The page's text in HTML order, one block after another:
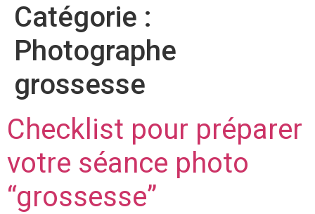
Catégorie :
Photographe
grossesse
Checklist pour préparer
votre séance photo
“grossesse”